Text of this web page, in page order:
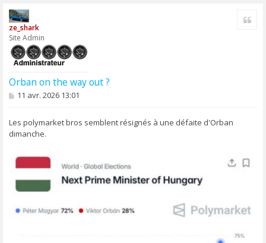
ze_shark
Site Admin
Orban on the way out ?
M
s
a
g
11 avr. 2026 13:01
Les polymarket bros semblent résignés à une défaite d'Orban
dimanche.